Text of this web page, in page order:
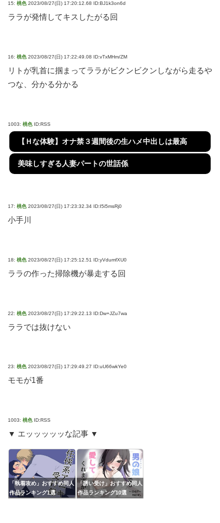
15: 桃色 2023/08/27(日) 17:20:12.68 ID:BJ1k3on6d
ララが発情してキスしたがる回
16: 桃色 2023/08/27(日) 17:22:49.08 ID:vTxMHm/ZM
リトが乳首に掴まってララがビクンビクンしながら走るや
つな、分かる分かる
1003: 桃色 ID:RSS
【Ｈな体験】オナ禁３週間後の生ハメ中出しは最高
美味しすぎる人妻パートの世話係
17: 桃色 2023/08/27(日) 17:23:32.34 ID:I5i5msRj0
小手川
18: 桃色 2023/08/27(日) 17:25:12.51 ID:yVdumfXU0
ララの作った掃除機が暴走する回
22: 桃色 2023/08/27(日) 17:29:22.13 ID:Dw+JZu7wa
ララでは抜けない
23: 桃色 2023/08/27(日) 17:29:49.27 ID:uU66wkYe0
モモが1番
1003: 桃色 ID:RSS
▼ エッッッッッな記事 ▼
「執着攻め」おすすめ同人
作品ランキング1選
「誘い受け」おすすめ同人
作品ランキング10選